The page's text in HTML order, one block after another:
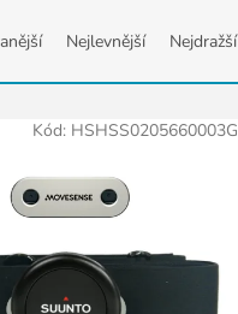
Nejlevnější Nejdražší
Kód: HSHSS0205660003G